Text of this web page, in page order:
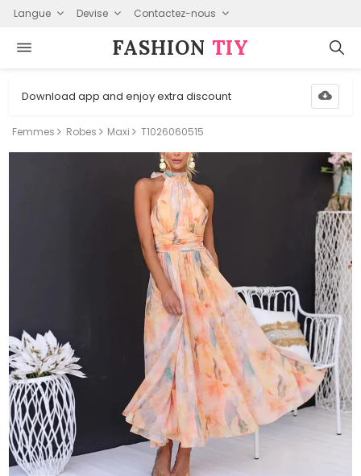
Langue Devise Contactez-nous
FASHION⁠ TIY
Download app and enjoy extra discount
Femmes Robes Maxi T1026060515